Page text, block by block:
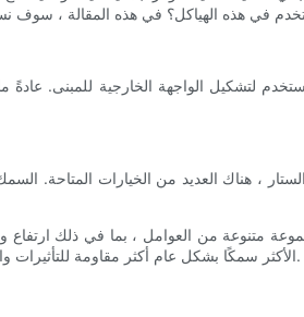
لتشكيل الواجهة الخارجية للمبنى.
متنوعة من العوامل ، بما في ذلك ارتفاع
الأكثر سمكًا بشكل عام أكثر مقاومة للتأثيرات والكسر ، مما يجعلها خيارًا أفضل للمباني في المناطق ذات البحر العالي أو المناطق المعرضة لظروف الطقس القاسية.